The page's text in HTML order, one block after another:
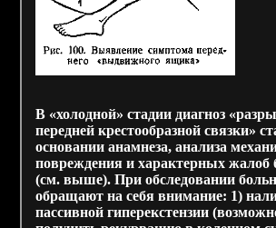
В «холодной» стадии диагноз
передней крестообразной связки»
основании анамнеза, анализа
повреждения и характерных жалоб
(см. выше). При обследовании
обращают на себя внимание: 1)
пассивной гиперекстензии